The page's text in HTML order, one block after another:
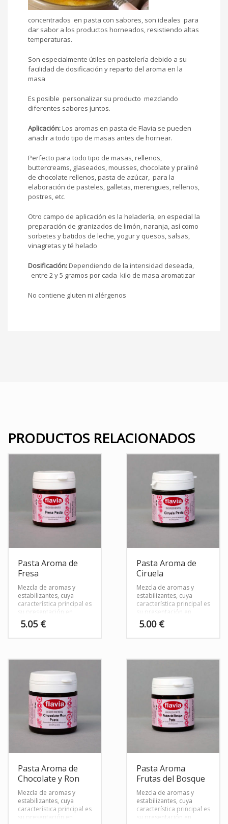
concentrados en pasta con sabores, son ideales para
dar sabor a los productos horneados, resistiendo altas
temperaturas.
Son especialmente útiles en pastelería debido a su
facilidad de dosificación y reparto del aroma en la
masa
Es posible personalizar su producto mezclando
diferentes sabores juntos.
Aplicación:Los aromas en pasta de Flavia se pueden
añadir a todo tipo de masas antes de hornear.
Perfecto para todo tipo de masas, rellenos,
buttercreams, glaseados, mousses, chocolate y praliné
de chocolate rellenos, pasta de azúcar, para la
elaboración de pasteles, galletas, merengues, rellenos,
postres, etc.
Otro campo de aplicación es la heladería, en especial la
preparación de granizados de limón, naranja, así como
sorbetes y batidos de leche, yogur y quesos, salsas,
vinagretas y té helado
Dosificación:Dependiendo de la intensidad deseada,
entre 2 y 5 gramos por cada kilo de masa aromatizar
No contiene gluten ni alérgenos
PRODUCTOS RELACIONADOS
Pasta Aroma de
Fresa
Mezcla de aromas y
estabilizantes, cuya
característica principal es
su presentación en
forma de pasta, lo que le
confiere aroma y color
5.05 €
Pasta Aroma de
Ciruela
Mezcla de aromas y
estabilizantes, cuya
característica principal es
su presentación en
forma de pasta, lo que le
confiere aroma y color
5.00 €
Pasta Aroma de
Chocolate y Ron
Mezcla de aromas y
estabilizantes, cuya
característica principal es
su presentación en
Pasta Aroma
Frutas del Bosque
Mezcla de aromas y
estabilizantes, cuya
característica principal es
su presentación en